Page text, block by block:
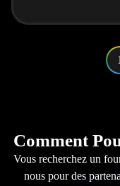
1
Comment
Vous recherchez un
nous pour des